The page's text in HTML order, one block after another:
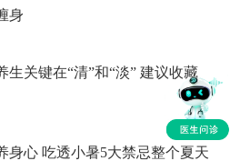
身
生关键在“清”和“淡” 建议收藏
身心 吃透小暑5大禁忌整个夏天